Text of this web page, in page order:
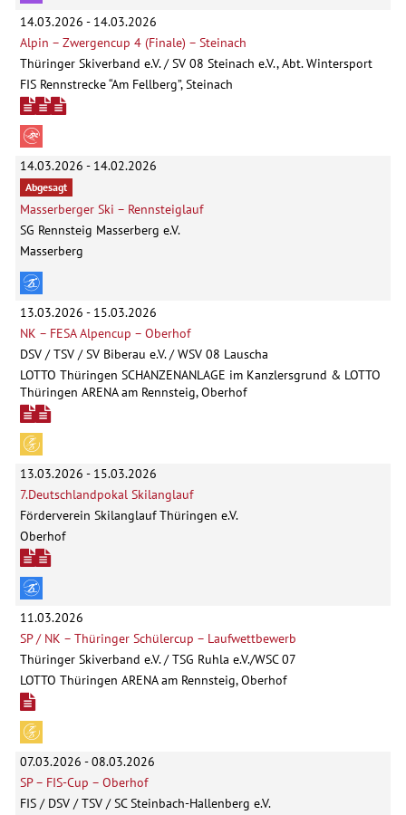
14.03.2026 - 14.03.2026
Alpin – Zwergencup 4 (Finale) – Steinach
Thüringer Skiverband e.V. / SV 08 Steinach e.V., Abt. Wintersport
FIS Rennstrecke “Am Fellberg”, Steinach
14.03.2026 - 14.02.2026
Abgesagt
Masserberger Ski – Rennsteiglauf
SG Rennsteig Masserberg e.V.
Masserberg
13.03.2026 - 15.03.2026
NK – FESA Alpencup – Oberhof
DSV / TSV / SV Biberau e.V. / WSV 08 Lauscha
LOTTO Thüringen SCHANZENANLAGE im Kanzlersgrund & LOTTO
Thüringen ARENA am Rennsteig, Oberhof
13.03.2026 - 15.03.2026
7.Deutschlandpokal Skilanglauf
Förderverein Skilanglauf Thüringen e.V.
Oberhof
11.03.2026
SP / NK – Thüringer Schülercup – Laufwettbewerb
Thüringer Skiverband e.V. / TSG Ruhla e.V./WSC 07
LOTTO Thüringen ARENA am Rennsteig, Oberhof
07.03.2026 - 08.03.2026
SP – FIS-Cup – Oberhof
FIS / DSV / TSV / SC Steinbach-Hallenberg e.V.